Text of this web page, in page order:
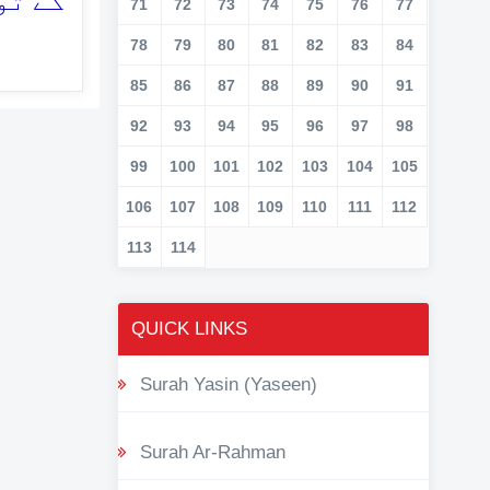
71 72 73 74 75 76 77
78 79 80 81 82 83 84
85 86 87 88 89 90 91
92 93 94 95 96 97 98
99 100 101 102 103 104 105
106 107 108 109 110 111 112
113 114
QUICK LINKS
Surah Yasin (Yaseen)
Surah Ar-Rahman